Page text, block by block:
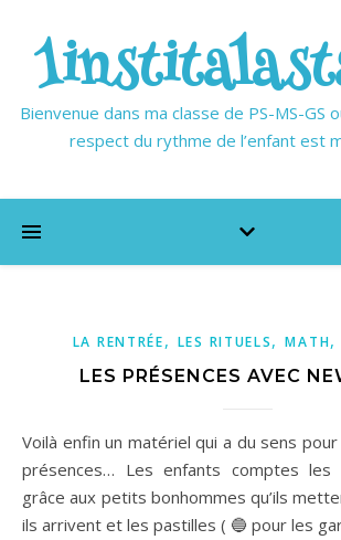
Bienvenue dans ma classe de PS-MS-GS
respect du rythme de l’enfant est
LA RENTRÉE, LES RITUELS,MATH
LES PRÉSENCES AVEC
Voilà enfin un matériel qui a du sens pour comptabiliser les
présences… Les enfants comptes les
grâce aux petits bonhommes qu’ils
ils arrivent et les pastilles ( 🔵 pour les